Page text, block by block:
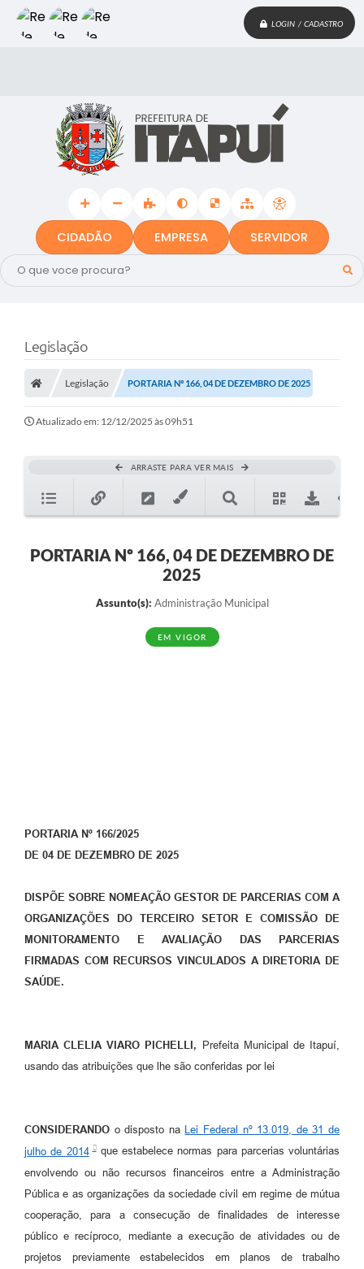
LOGIN / CADASTRO
CIDADÃO EMPRESA SERVIDOR
Legislação
Legislação PORTARIA Nº 166, 04 DE DEZEMBRO DE 2025
Atualizado em: 12/12/2025 às 09h51
ARRASTE PARA VER MAIS
PORTARIA Nº 166, 04 DE DEZEMBRO DE
2025
Assunto(s): Administração Municipal
EM VIGOR
PORTARIA Nº 166/2025
DE 04 DE DEZEMBRO DE 2025
DISPÕE SOBRE NOMEAÇÃO GESTOR DE PARCERIAS COM A
ORGANIZAÇÕES DO TERCEIRO SETOR E COMISSÃO DE
MONITORAMENTO E AVALIAÇÃO DAS PARCERIAS
FIRMADAS COM RECURSOS VINCULADOS A DIRETORIA DE
SAÚDE.
MARIA CLELIA VIARO PICHELLI,
Prefeita Municipal de Itapuí,
usando das atribuições que lhe são conferidas por lei
CONSIDERANDO o disposto na Lei Federal nº 13.019, de 31 de
julho de 2014 que estabelece normas para parcerias voluntárias
envolvendo ou não recursos financeiros entre a Administração
Pública e as organizações da sociedade civil em regime de mútua
cooperação, para a consecução de finalidades de interesse
público e recíproco, mediante a execução de atividades ou de
projetos previamente estabelecidos em planos de trabalho